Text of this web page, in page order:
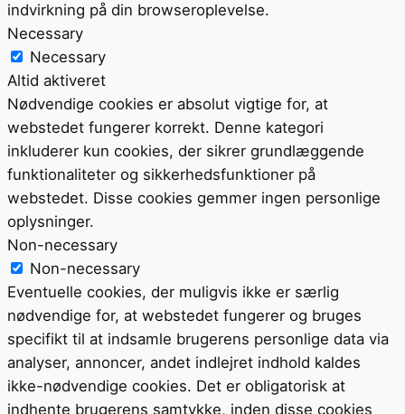
indvirkning på din browseroplevelse.
Necessary
Necessary
Altid aktiveret
Nødvendige cookies er absolut vigtige for, at
webstedet fungerer korrekt. Denne kategori
inkluderer kun cookies, der sikrer grundlæggende
funktionaliteter og sikkerhedsfunktioner på
webstedet. Disse cookies gemmer ingen personlige
oplysninger.
Non-necessary
Non-necessary
Eventuelle cookies, der muligvis ikke er særlig
nødvendige for, at webstedet fungerer og bruges
specifikt til at indsamle brugerens personlige data via
analyser, annoncer, andet indlejret indhold kaldes
ikke-nødvendige cookies. Det er obligatorisk at
indhente brugerens samtykke, inden disse cookies